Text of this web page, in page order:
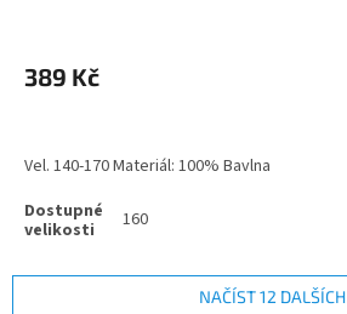
389 Kč
Vel. 140-170 Materiál: 100% Bavlna
160
NAČÍST 12 DALŠÍCH